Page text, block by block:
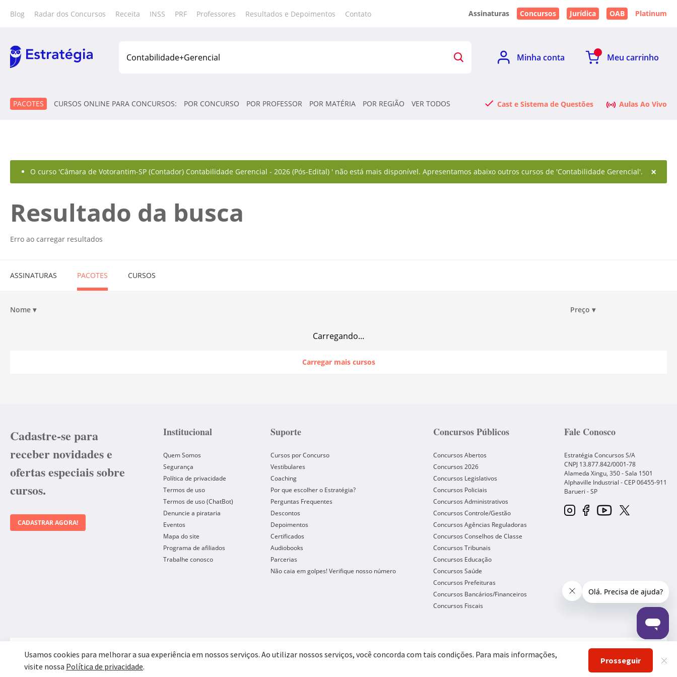
Blog Radar dos Concursos Receita INSS PRF Professores Resultados e Depoimentos Contato Assinaturas Concursos Jurídica OAB Platinum
Minha conta Meu carrinho
PACOTES CURSOS ONLINE PARA CONCURSOS: POR CONCURSO POR PROFESSOR POR MATÉRIA POR REGIÃO VER TODOS Cast e Sistema de Questões Aulas Ao Vivo
O curso 'Câmara de Votorantim-SP (Contador) Contabilidade Gerencial - 2026 (Pós-Edital) ' não está mais disponível. Apresentamos abaixo outros cursos de 'Contabilidade Gerencial'. ×
Resultado da busca
Erro ao carregar resultados
ASSINATURAS PACOTES CURSOS
Nome ▾ Preço ▾
Carregando...
Carregar mais cursos
Cadastre-se para
receber novidades e
ofertas especiais sobre
cursos.
CADASTRAR AGORA!
Institucional
Quem Somos
Segurança
Política de privacidade
Termos de uso
Termos de uso (ChatBot)
Denuncie a pirataria
Eventos
Mapa do site
Programa de afiliados
Trabalhe conosco
Suporte
Cursos por Concurso
Vestibulares
Coaching
Por que escolher o Estratégia?
Perguntas Frequentes
Descontos
Depoimentos
Certificados
Audiobooks
Parcerias
Não caia em golpes! Verifique nosso número
Concursos Públicos
Concursos Abertos
Concursos 2026
Concursos Legislativos
Concursos Policiais
Concursos Administrativos
Concursos Controle/Gestão
Concursos Agências Reguladoras
Concursos Conselhos de Classe
Concursos Tribunais
Concursos Educação
Concursos Saúde
Concursos Prefeituras
Concursos Bancários/Financeiros
Concursos Fiscais
Fale Conosco
Estratégia Concursos S/A
CNPJ 13.877.842/0001-78
Alameda Xingu, 350 - Sala 1501
Alphaville Industrial - CEP06455-911
Barueri -SP
Forma de Pagamento